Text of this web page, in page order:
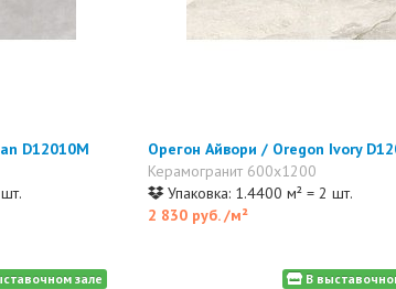
D12010M
Орегон Айвори / Oregon Ivory
Керамогранит 600x1200
Упаковка: 1.4400 м² = 2 шт.
2 830 руб./м²
зале
В